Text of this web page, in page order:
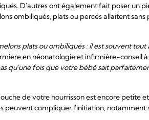
D'autres ont également fait poser un
ombiliqués, plats ou percés allaitent
plats ou ombiliqués : il est souvent
en néonatologie et infirmière-conseil
qu'une fois que votre bébé sait
de votre nourrisson est encore petite
peuvent compliquer l'initiation, notamment